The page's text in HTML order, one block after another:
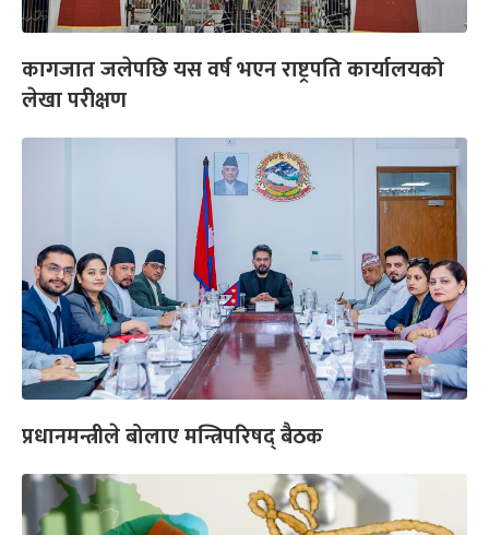
कागजात जलेपछि यस वर्ष भएन राष्ट्रपति कार्यालयको
लेखा परीक्षण
प्रधानमन्त्रीले बोलाए मन्त्रिपरिषद् बैठक